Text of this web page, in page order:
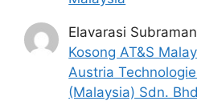
adalah sahih dan diolah
kerajaan dan sumber
untuk memudahkan
Elavarasi
Kosong AT&S
Austria
(Malaysia) Sdn.